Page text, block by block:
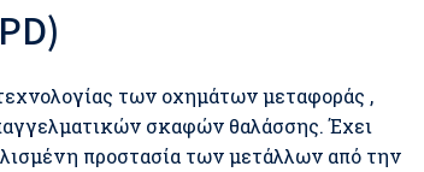
των οχημάτων μεταφοράς ,
σκαφών θαλάσσης. Έχει
προστασία των μετάλλων από την